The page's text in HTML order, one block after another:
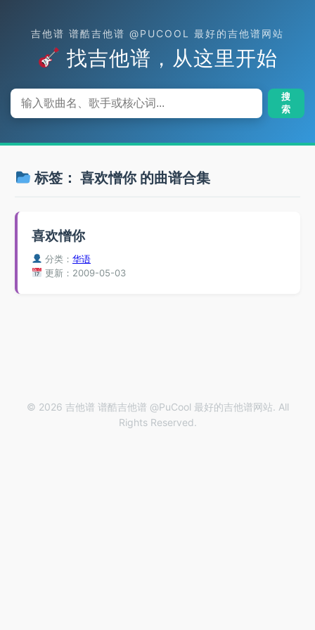
吉他谱 谱酷吉他谱 @PUCOOL 最好的吉他谱网站
找吉他谱，从这里开始
搜
索
标签： 喜欢憎你的曲谱合集
喜欢憎你
分类：华语
更新：2009-05-03
© 2026 吉他谱 谱酷吉他谱 @PuCool 最好的吉他谱网站. All
Rights Reserved.